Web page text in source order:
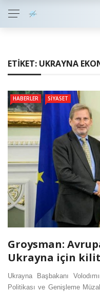
ETIKET: UKRAYNA
HABERLER SIYASET
Groysman:
Ukrayna için
Ukrayna Başbakanı
Politikası ve Genişleme